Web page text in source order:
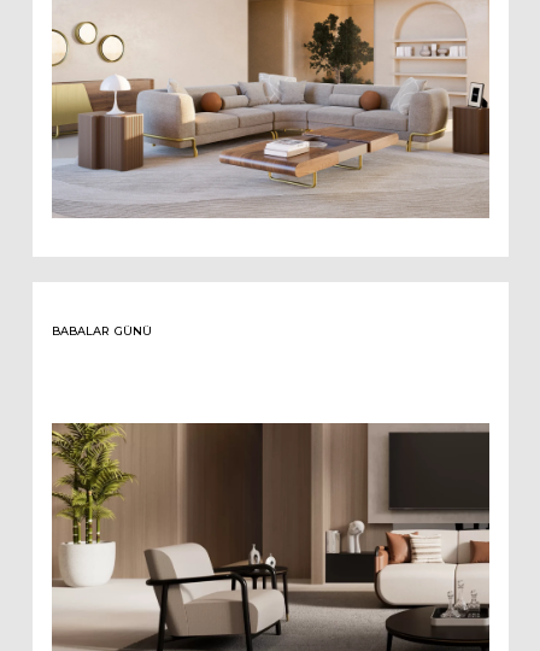
BABALAR GÜNÜ